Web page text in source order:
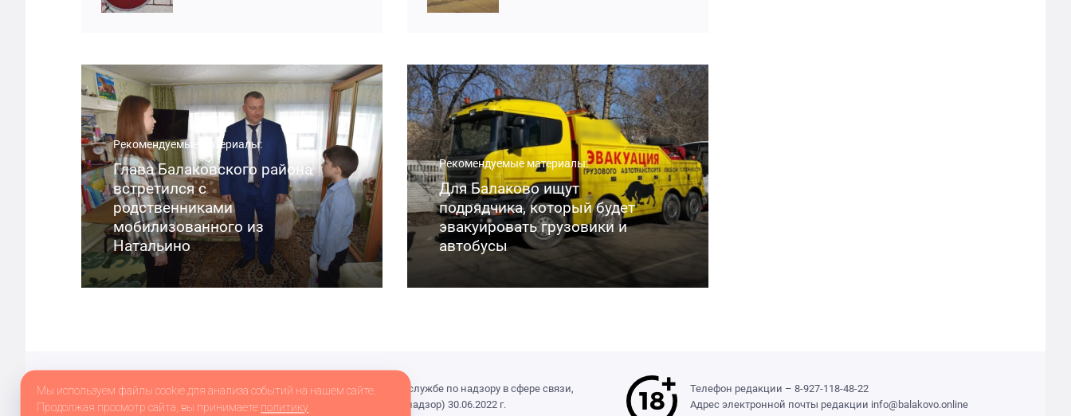
Рекомендуемые материалы:
Глава Балаковского района
встретился с
родственниками
мобилизованного из
Натальино
Рекомендуемые материалы:
Для Балаково ищут
подрядчика, который будет
эвакуировать грузовики и
автобусы
Сетевое издание balakovo.online зарегистрировано в Федеральной службе по надзору в сфере связи,
информационных технологий и массовых коммуникаций (Роскомнадзор) 30.06.2022 г.
Телефон редакции – 8-927-118-48-22
Адрес электронной почты редакции info@balakovo.online
Мы используем файлы cookie для анализа событий на нашем сайте.
Продолжая просмотр сайта, вы принимаете политику